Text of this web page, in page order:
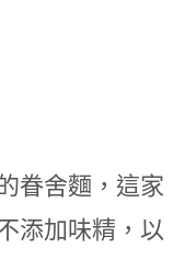
眷舍麵，這家
添加味精，以